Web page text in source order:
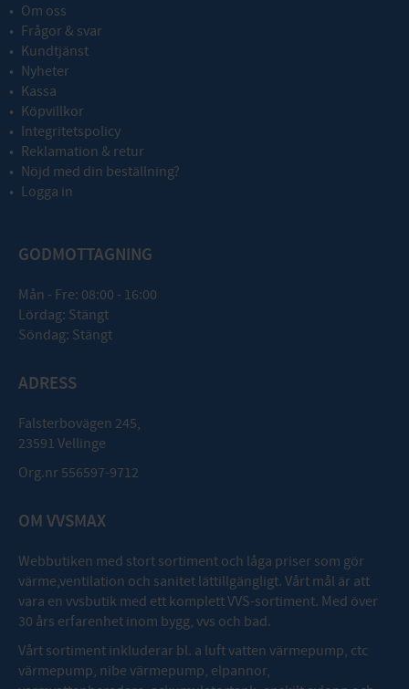
Om oss
Frågor & svar
Kundtjänst
Nyheter
Kassa
Köpvillkor
Integritetspolicy
Reklamation & retur
Nöjd med din beställning?
Logga in
GODMOTTAGNING
Mån - Fre: 08:00 - 16:00
Lördag: Stängt
Söndag: Stängt
ADRESS
Falsterbovägen 245,
23591 Vellinge
Org.nr 556597-9712
OM VVSMAX
Webbutiken med stort sortiment och låga priser som gör
värme,ventilation och sanitet lättillgängligt. Vårt mål är att
vara en vvsbutik med ett komplett VVS-sortiment. Med över
30 års erfarenhet inom bygg, vvs och bad.
Vårt sortiment inkluderar bl. a luft vatten värmepump, ctc
värmepump, nibe värmepump, elpannor,